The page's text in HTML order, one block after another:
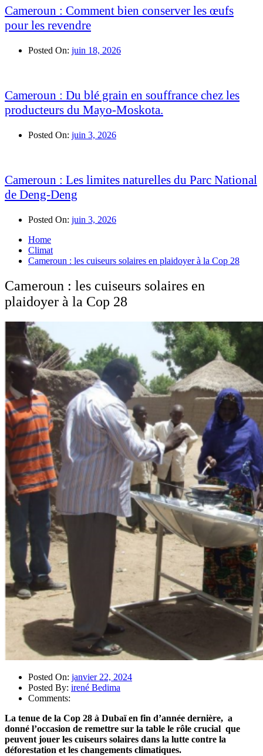
Cameroun : Comment bien conserver les œufs
pour les revendre
Posted On: juin 18, 2026
Cameroun : Du blé grain en souffrance chez les
producteurs du Mayo-Moskota.
Posted On: juin 3, 2026
Cameroun : Les limites naturelles du Parc National
de Deng-Deng
Posted On: juin 3, 2026
Home
Climat
Cameroun : les cuiseurs solaires en plaidoyer à la Cop 28
Cameroun : les cuiseurs solaires en
plaidoyer à la Cop 28
Posted On: janvier 22, 2024
Posted By: irené Bedima
Comments:
La tenue de la Cop 28 à Dubaï en fin d’année dernière, a
donné l’occasion de remettre sur la table le rôle crucial que
peuvent jouer les cuiseurs solaires dans la lutte contre la
déforestation et les changements climatiques.